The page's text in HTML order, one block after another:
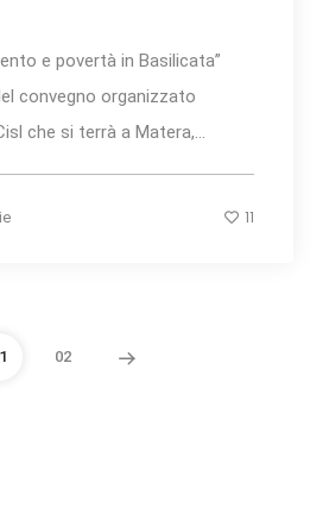
e povertà in Basilicata”
convegno organizzato
che si terrà a Matera,...
11
02